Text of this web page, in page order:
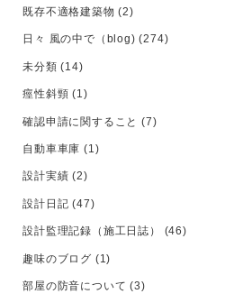
既存不適格建築物 (2)
日々 風の中で（blog) (274)
未分類 (14)
痙性斜頸 (1)
確認申請に関すること (7)
自動車車庫 (1)
設計実績 (2)
設計日記 (47)
設計監理記録（施工日誌） (46)
趣味のブログ (1)
部屋の防音について (3)